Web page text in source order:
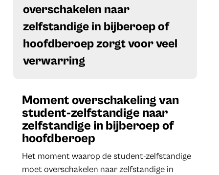
overschakelen naar
zelfstandige in bijberoep of
hoofdberoep zorgt voor veel
verwarring
Moment overschakeling van
student-zelfstandige naar
zelfstandige in bijberoep of
hoofdberoep
Het moment waarop de student-zelfstandige
moet overschakelen naar zelfstandige in